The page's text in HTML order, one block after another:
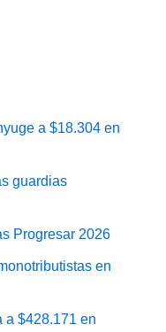
a $18.304 en
guardias
Progresar 2026
en
a $428.171 en